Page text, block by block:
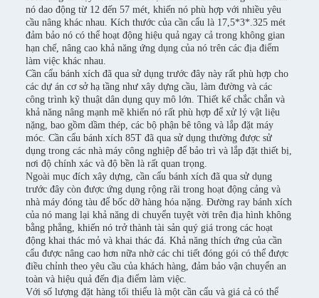
nó dao động từ 12 đến 57 mét, khiến nó phù hợp với nhiều yêu
cầu nâng khác nhau. Kích thước của cần cẩu là 17,5*3*.325 mét
đảm bảo nó có thể hoạt động hiệu quả ngay cả trong không gian
hạn chế, nâng cao khả năng ứng dụng của nó trên các địa điểm
làm việc khác nhau.
Cần cẩu bánh xích đã qua sử dụng trước đây này rất phù hợp cho
các dự án cơ sở hạ tầng như xây dựng cầu, làm đường và các
công trình kỹ thuật dân dụng quy mô lớn. Thiết kế chắc chắn và
khả năng nâng mạnh mẽ khiến nó rất phù hợp để xử lý vật liệu
nặng, bao gồm dầm thép, các bộ phận bê tông và lắp đặt máy
móc. Cần cẩu bánh xích 85T đã qua sử dụng thường được sử
dụng trong các nhà máy công nghiệp để bảo trì và lắp đặt thiết bị,
nơi độ chính xác và độ bền là rất quan trọng.
Ngoài mục đích xây dựng, cần cẩu bánh xích đã qua sử dụng
trước đây còn được ứng dụng rộng rãi trong hoạt động cảng và
nhà máy đóng tàu để bốc dỡ hàng hóa nặng. Đường ray bánh xích
của nó mang lại khả năng di chuyển tuyệt vời trên địa hình không
bằng phẳng, khiến nó trở thành tài sản quý giá trong các hoạt
động khai thác mỏ và khai thác đá. Khả năng thích ứng của cần
cẩu được nâng cao hơn nữa nhờ các chi tiết đóng gói có thể được
điều chỉnh theo yêu cầu của khách hàng, đảm bảo vận chuyển an
toàn và hiệu quả đến địa điểm làm việc.
Với số lượng đặt hàng tối thiểu là một cần cẩu và giá cả có thể